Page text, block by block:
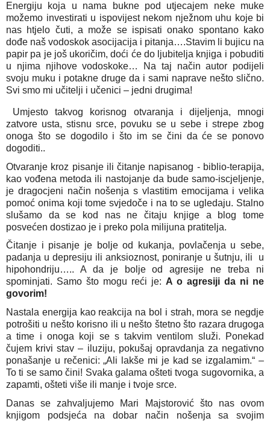
Energiju koja u nama bukne pod utjecajem neke muke
možemo investirati u ispovijest nekom nježnom uhu koje bi
nas htjelo čuti, a može se ispisati onako spontano kako
dođe naš vodoskok asocijacija i pitanja….Stavim li bujicu na
papir pa je još ukoričim, doći će do ljubitelja knjiga i pobuditi
u njima njihove vodoskoke… Na taj način autor podijeli
svoju muku i potakne druge da i sami naprave nešto slično.
Svi smo mi učitelji i učenici – jedni drugima!
Umjesto takvog korisnog otvaranja i dijeljenja, mnogi
zatvore usta, stisnu srce, povuku se u sebe i strepe zbog
onoga što se dogodilo i što im se čini da će se ponovo
dogoditi..
Otvaranje kroz pisanje ili čitanje napisanog - biblio-terapija,
kao vođena metoda ili nastojanje da bude samo-iscjeljenje,
je dragocjeni način nošenja s vlastitim emocijama i velika
pomoć onima koji tome svjedoče i na to se ugledaju. Stalno
slušamo da se kod nas ne čitaju knjige a blog tome
posvećen dostizao je i preko pola milijuna pratitelja.
Čitanje i pisanje je bolje od kukanja, povlačenja u sebe,
padanja u depresiju ili anksioznost, poniranje u šutnju, ili  u
hipohondriju….. A da je bolje od agresije ne treba ni
spominjati. Samo što mogu reći je: A o agresiji da ni ne
govorim!
Nastala energija kao reakcija na bol i strah, mora se negdje
potrošiti u nešto korisno ili u nešto štetno što razara drugoga
a time i onoga koji se s takvim ventilom služi. Ponekad
čujem krivi stav – iluziju, pokušaj opravdanja za negativno
ponašanje u rečenici: „Ali lakše mi je kad se izgalamim.“ –
To ti se samo čini! Svaka galama ošteti tvoga sugovornika, a
zapamti, ošteti više ili manje i tvoje srce.
Danas se zahvaljujemo Mari Majstorović što nas ovom
knjigom podsjeća na dobar način nošenja sa svojim